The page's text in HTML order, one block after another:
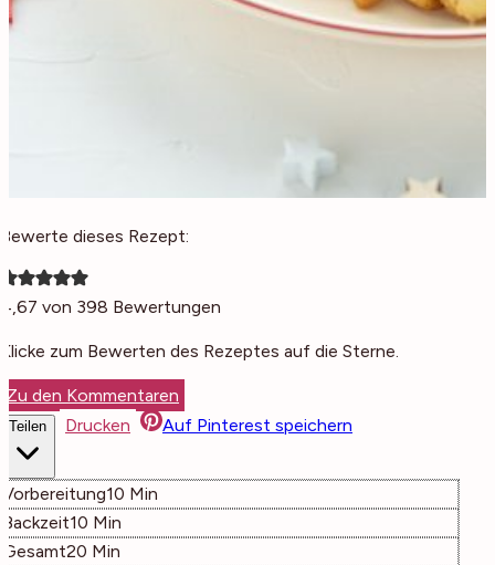
Bewerte dieses Rezept:
4,67 von 398 Bewertungen
Klicke zum Bewerten des Rezeptes auf die Sterne.
Zu den Kommentaren
Teilen Drucken Auf Pinterest speichern
Vorbereitung10 Minuten
Min
Backzeit10 Minuten
Min
Gesamt20 Minuten
Min